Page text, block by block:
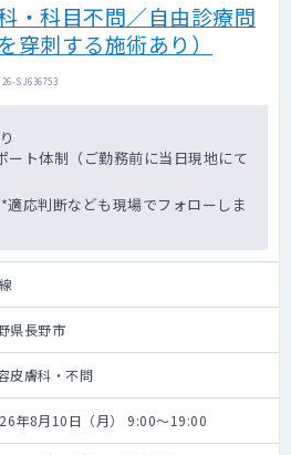
・科目不問／自由診療問
穿刺する施術あり）
SJ636753
ート体制（ご勤務前に当日現地にて
応判断なども現場でフォローしま
県長野市
皮膚科・不問
年8月10日（月） 9:00～19:00